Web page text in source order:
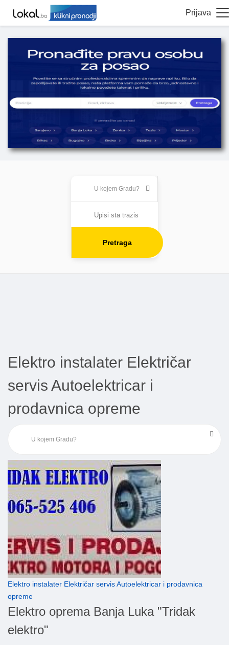
Prijava
Pretraga
Elektro instalater Električar
servis Autoelektricar i
prodavnica opreme
Elektro instalater Električar servis Autoelektricar i prodavnica
opreme
Elektro oprema Banja Luka "Tridak
elektro"